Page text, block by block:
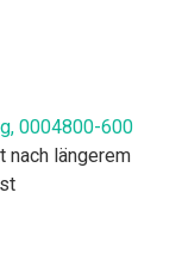
0004800-600
nach längerem